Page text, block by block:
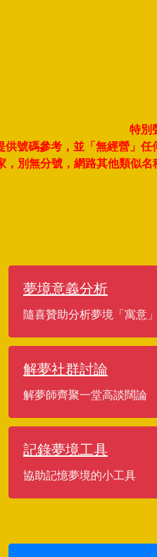
特別
供號碼參考，並「無經營」
，別無分號，網路其他類似
夢境意義分析
隨喜贊助分析夢境「寓意」
解夢社群討論
解夢師齊聚一堂高談闊論
記錄夢境工具
協助記憶夢境的小工具